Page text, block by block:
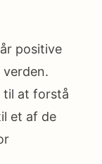
positive
verden.
til at forstå
et af de